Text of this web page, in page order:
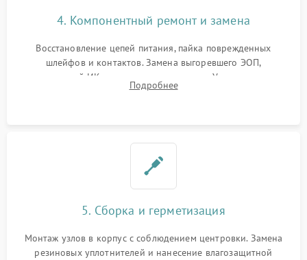
4. Компонентный ремонт и замена
Восстановление цепей питания, пайка поврежденных
шлейфов и контактов. Замена выгоревшего ЭОП,
неисправной ИК-подсветки или матрицы. Ультразвуковая
очистка плат и удаление загрязнений с линз объектива и
Подробнее
5. Сборка и герметизация
Монтаж узлов в корпус с соблюдением центровки. Замена
резиновых уплотнителей и нанесение влагозащитной